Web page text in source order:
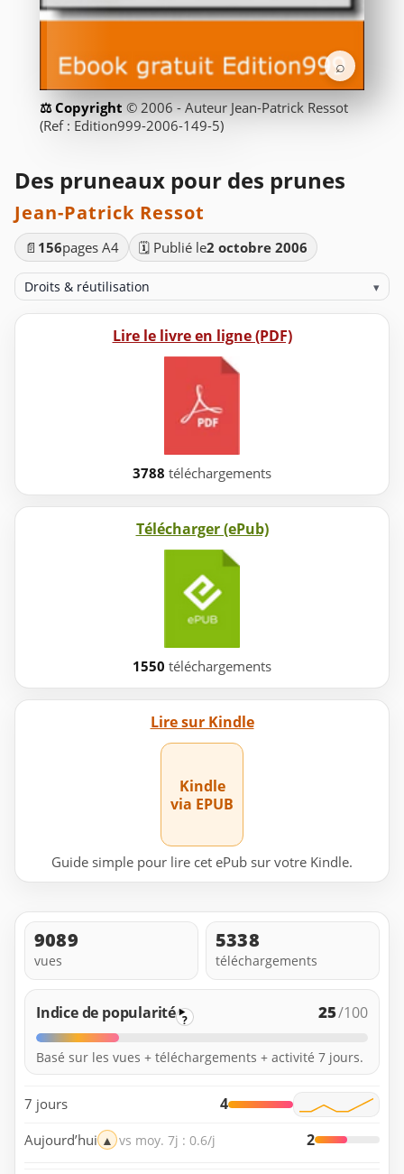
⌕
© 2006 - Auteur Jean-Patrick Ressot
(Ref : Edition999-2006-149-5)
Des pruneaux pour des prunes
Jean-Patrick Ressot
📄 156pages A4 🗓️ Publié le2 octobre 2006
Droits & réutilisation ▾
Lire le livre en ligne (PDF)
3788 téléchargements
Télécharger (ePub)
1550 téléchargements
Lire sur Kindle
Kindle
via EPUB
Guide simple pour lire cet ePub sur votre Kindle.
9089
vues
5338
téléchargements
Indice de popularité ? 25/100
Basé sur les vues + téléchargements + activité 7 jours.
7 jours 4
Aujourd’hui ▲ vs moy. 7j : 0.6/j 2